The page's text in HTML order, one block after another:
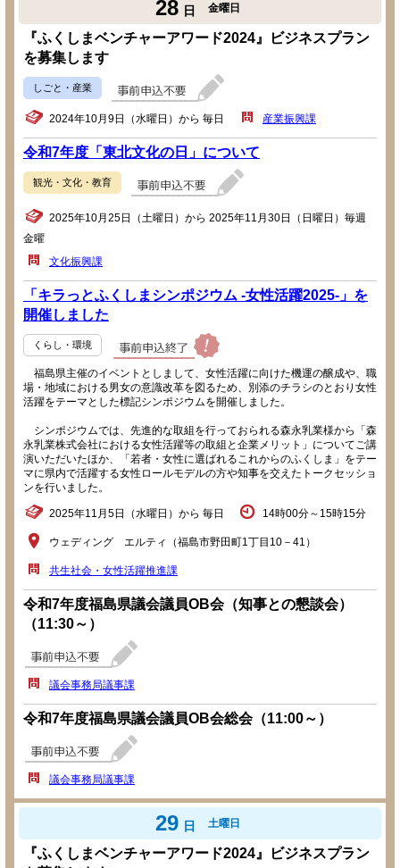
28 日 金曜日
『ふくしまベンチャーアワード2024』ビジネスプラン
を募集します
しごと・産業
2024年10月9日（水曜日）から 毎日 産業振興課
令和7年度「東北文化の日」について
観光・文化・教育
2025年10月25日（土曜日）から 2025年11月30日（日曜日）毎週
金曜
文化振興課
「キラっとふくしまシンポジウム -女性活躍2025-」を
開催しました
くらし・環境
福島県主催のイベントとしまして、女性活躍に向けた機運の醸成や、職
場・地域における男女の意識改革を図るため、別添のチラシのとおり女性
活躍をテーマとした標記シンポジウムを開催しました。
シンポジウムでは、先進的な取組を行っておられる森永乳業様から「森
永乳業株式会社における女性活躍等の取組と企業メリット」についてご講
演いただいたほか、「若者・女性に選ばれるこれからのふくしま」をテー
マに県内で活躍する女性ロールモデルの方や知事を交えたトークセッショ
ンを行いました。
2025年11月5日（水曜日）から 毎日 14時00分～15時15分
ウェディング エルティ（福島市野田町1丁目10－41）
共生社会・女性活躍推進課
令和7年度福島県議会議員OB会（知事との懇談会）
（11:30～）
議会事務局議事課
令和7年度福島県議会議員OB会総会（11:00～）
議会事務局議事課
29 日 土曜日
『ふくしまベンチャーアワード2024』ビジネスプラン